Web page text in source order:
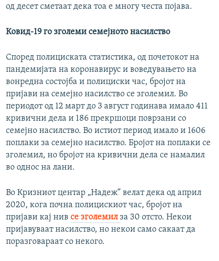
од десет сметаат дека тоа е многу честа појава.
Ковид-19 го зголеми семејното насилство
Според полициската статистика, од почетокот на
пандемијата на коронавирус и воведувањето на
вонредна состојба и полициски час, бројот на
пријави на семејно насилство се зголемил. Во
периодот од 12 март до 3 август годинава имало 411
кривични дела и 186 прекршоци поврзани со
семејно насилство. Во истиот период имало и 1606
поплаки за семејно насилство. Бројот на поплаки се
зголемил, но бројот на кривични дела се намалил
во однос на лани.
Во Кризниот центар „Надеж“ велат дека од април
2020, кога почна полицискиот час, бројот на
пријави кај нив се зголемилза 30 отсто. Некои
пријавуваат насилство, но некои само сакаат да
поразговараат со некого.